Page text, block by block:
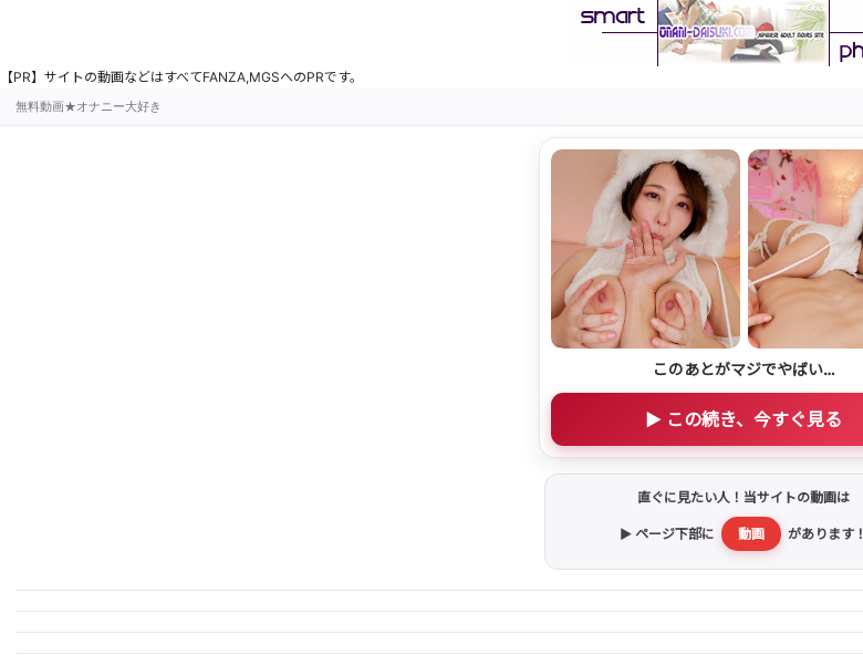
【PR】サイトの動画などはすべてFANZA,MGSへのPRです。
無料動画★オナニー大好き
このあとがマジでやばい…
▶ この続き、今すぐ見る
直ぐに見たい人！当サイトの動画は
▶ ページ下部に 動画 があります！